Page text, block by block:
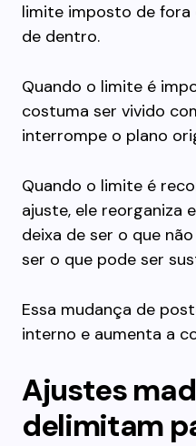
limite imposto de fora
de dentro.
Quando o limite é
costuma ser vivido
interrompe o plano
Quando o limite é
ajuste, ele reorganiza
deixa de ser o que
ser o que pode ser
Essa mudança de
interno e aumenta a
Ajustes
delimitam